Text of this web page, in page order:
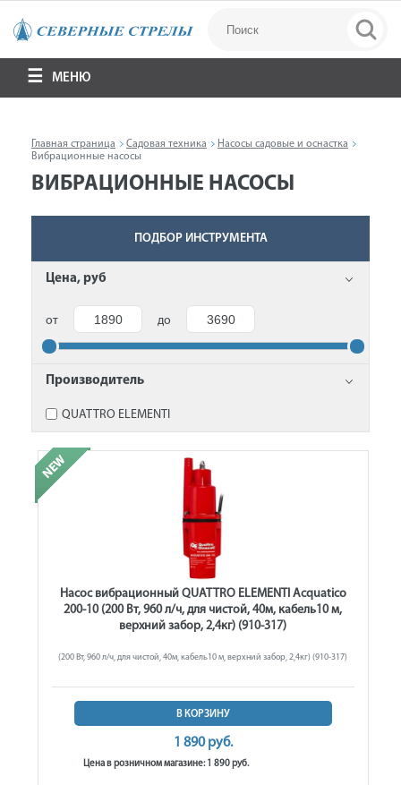
МЕНЮ
Главная страница Садовая техника
Насосы садовые и оснастка
Вибрационные насосы
ВИБРАЦИОННЫЕ НАСОСЫ
ПОДБОР ИНСТРУМЕНТА
Цена, руб
от до
Производитель
QUATTRO ELEMENTI
Насос вибрационный QUATTRO ELEMENTI Acquatico
200-10 (200 Вт, 960 л/ч, для чистой, 40м, кабель10 м,
верхний забор, 2,4кг) (910-317)
(200 Вт, 960 л/ч, для чистой, 40м, кабель10 м, верхний забор, 2,4кг) (910-317)
В КОРЗИНУ
1 890 руб.
Цена в розничном магазине: 1 890 руб.